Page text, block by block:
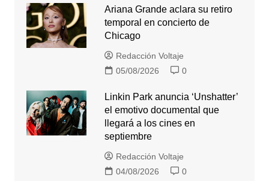
Ariana Grande aclara su retiro
temporal en concierto de
Chicago
Redacción Voltaje
05/08/2026
0
Linkin Park anuncia ‘Unshatter’
el emotivo documental que
llegará a los cines en
septiembre
Redacción Voltaje
04/08/2026
0